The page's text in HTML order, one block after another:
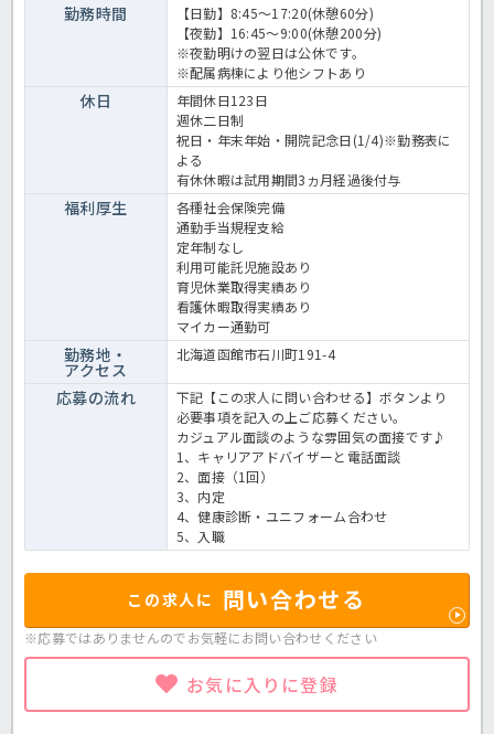
勤務時間
【日勤】8:45～17:20(休憩60分)
【夜勤】16:45～9:00(休憩200分)
※夜勤明けの翌日は公休です。
※配属病棟により他シフトあり
休日
年間休日123日
週休二日制
祝日・年末年始・開院記念日(1/4)※勤務表に
よる
有休休暇は試用期間3ヵ月経過後付与
福利厚生
各種社会保険完備
通勤手当規程支給
定年制なし
利用可能託児施設あり
育児休業取得実績あり
看護休暇取得実績あり
マイカー通勤可
勤務地・
アクセス
北海道函館市石川町191-4
応募の流れ
下記【この求人に問い合わせる】ボタンより
必要事項を記入の上ご応募ください。
カジュアル面談のような雰囲気の面接です♪
1、キャリアアドバイザーと電話面談
2、面接（1回）
3、内定
4、健康診断・ユニフォーム合わせ
5、入職
この求人に 問い合わせる
※応募ではありませんのでお気軽にお問い合わせください
お気に入りに登録